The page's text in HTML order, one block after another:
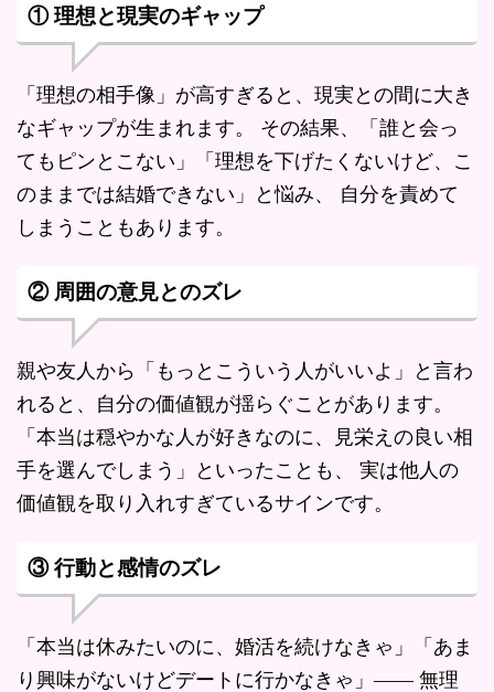
① 理想と現実のギャップ
「理想の相手像」が高すぎると、現実との間に大き
なギャップが生まれます。 その結果、「誰と会っ
てもピンとこない」「理想を下げたくないけど、こ
のままでは結婚できない」と悩み、 自分を責めて
しまうこともあります。
② 周囲の意見とのズレ
親や友人から「もっとこういう人がいいよ」と言わ
れると、自分の価値観が揺らぐことがあります。
「本当は穏やかな人が好きなのに、見栄えの良い相
手を選んでしまう」といったことも、 実は他人の
価値観を取り入れすぎているサインです。
③ 行動と感情のズレ
「本当は休みたいのに、婚活を続けなきゃ」「あま
り興味がないけどデートに行かなきゃ」―― 無理